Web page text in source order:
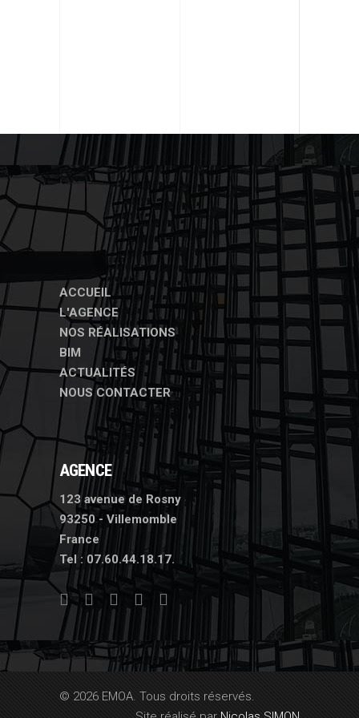
ACCUEIL
L'AGENCE
NOS RÉALISATIONS
BIM
ACTUALITÉS
NOUS CONTACTER
AGENCE
123 avenue de Rosny
93250 - Villemomble
France
Tel :07.60.44.18.17.
© 2026 EMOA. Tous droits réservés.